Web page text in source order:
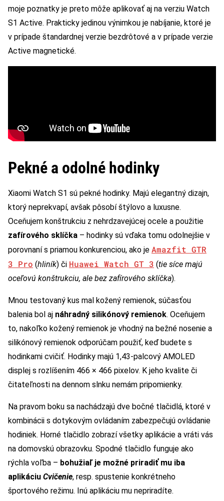
moje poznatky je preto môže aplikovať aj na verziu Watch
S1 Active. Prakticky jedinou výnimkou je nabíjanie, ktoré je
v prípade štandardnej verzie bezdrôtové a v prípade verzie
Active magnetické.
Pekné a odolné hodinky
Xiaomi Watch S1 sú pekné hodinky. Majú elegantný dizajn,
ktorý neprekvapí, avšak pôsobí štýlovo a luxusne.
Oceňujem konštrukciu z nehrdzavejúcej ocele a použitie
zafírového sklíčka – hodinky sú vďaka tomu odolnejšie v
porovnaní s priamou konkurenciou, ako je Amazfit GTR
3 Pro (hliník) či Huawei Watch GT 3 (tie síce majú
oceľovú konštrukciu, ale bez zafírového sklíčka).
Mnou testovaný kus mal kožený remienok, súčasťou
balenia bol aj náhradný silikónový remienok. Oceňujem
to, nakoľko kožený remienok je vhodný na bežné nosenie a
silikónový remienok odporúčam použiť, keď budete s
hodinkami cvičiť. Hodinky majú 1,43-palcový AMOLED
displej s rozlíšením 466 × 466 pixelov. K jeho kvalite či
čitateľnosti na dennom slnku nemám pripomienky.
Na pravom boku sa nachádzajú dve bočné tlačidlá, ktoré v
kombinácii s dotykovým ovládaním zabezpečujú ovládanie
hodiniek. Horné tlačidlo zobrazí všetky aplikácie a vráti vás
na domovskú obrazovku. Spodné tlačidlo funguje ako
rýchla voľba – bohužiaľ je možné priradiť mu iba
aplikáciu Cvičenie, resp. spustenie konkrétneho
športového režimu. Inú aplikáciu mu nepriradíte.